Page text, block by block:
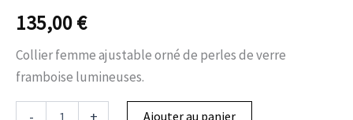
135,00€
Collier femme ajustable orné de perles de verre
framboise lumineuses.
Ajouter au panier